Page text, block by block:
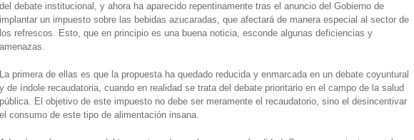
del debate institucional, y ahora ha aparecido repentinamente tras el anuncio del Gobierno de
implantar un impuesto sobre las bebidas azucaradas, que afectará de manera especial al sector de
los refrescos. Esto, que en principio es una buena noticia, esconde algunas deficiencias y
amenazas.
La primera de ellas es que la propuesta ha quedado reducida y enmarcada en un debate coyuntural
y de índole recaudatoria, cuando en realidad se trata del debate prioritario en el campo de la salud
pública. El objetivo de este impuesto no debe ser meramente el recaudatorio, sino el desincentivar
el consumo de este tipo de alimentación insana.